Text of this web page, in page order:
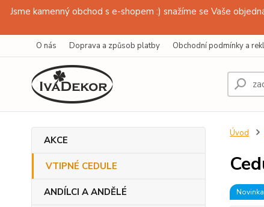
Jsme kamenný obchod s e-shopem :) snažíme se Vaše
O nás Doprava a způsob platby Obchodní podmínky a
AKCE
VTIPNÉ CEDULE
ANDÍLCI A ANDĚLÉ
Úvod
Novinka